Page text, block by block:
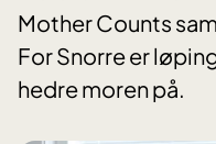
Mother Counts
For Snorre er
hedre moren på.